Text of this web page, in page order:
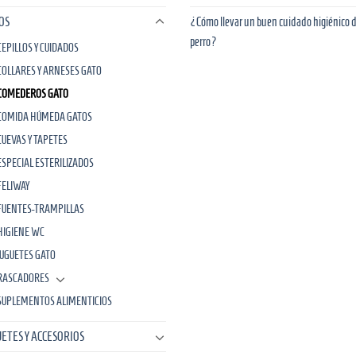
Y CUIDADOS
Y ARNESES GATO
GATO
HÚMEDA GATOS
Y TAPETES
ESTERILIZADOS
TRAMPILLAS
WC
GATO
ALIMENTICIOS
Y ACCESORIOS
¿Cómo llevar un buen cuidado higiénico
perro?